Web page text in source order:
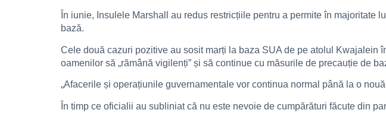
În iunie, Insulele Marshall au redus restricțiile pentru a permite în
bază.
Cele două cazuri pozitive au sosit marți la baza SUA de pe atolul
oamenilor să „rămână vigilenți” și să continue cu măsurile de precauție de
„Afacerile și operațiunile guvernamentale vor continua normal până la o
În timp ce oficialii au subliniat că nu este nevoie de cumpărături făcute din